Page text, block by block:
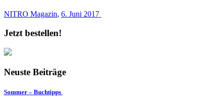
NITRO Magazin, 6. Juni 2017
Jetzt bestellen!
Neuste Beiträge
Sommer – Buchtipps